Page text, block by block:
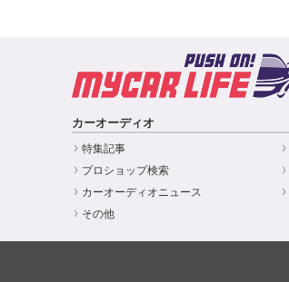
カーオーディオ
特集記事
プロショップ検索
カーオーディオニュース
その他